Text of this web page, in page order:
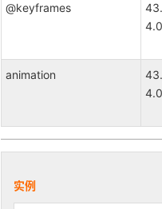
@keyframes
animation
实例